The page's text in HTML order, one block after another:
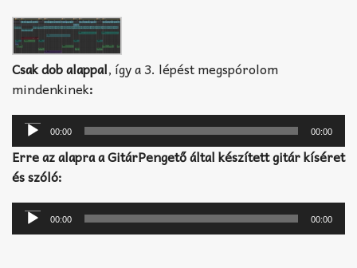
Csak dob alappal, így a 3. lépést megspórolom
mindenkinek:
Audió
lejátszó00:00 00:00
Erre az alapra a GitárPengető által készített gitár kíséret
és szóló:
Audió
lejátszó00:00 00:00